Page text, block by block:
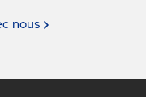
nous